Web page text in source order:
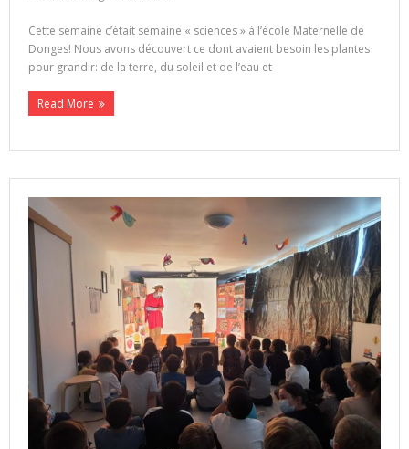
Cette semaine c’était semaine « sciences » à l’école Maternelle de
Donges! Nous avons découvert ce dont avaient besoin les plantes
pour grandir: de la terre, du soleil et de l’eau et
Read More